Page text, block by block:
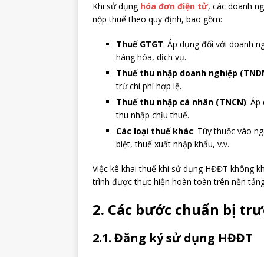
Khi sử dụng hóa đơn điện tử, các doanh
nộp thuế theo quy định, bao gồm:
Thuế GTGT: Áp dụng đối với doanh
hàng hóa, dịch vụ.
Thuế thu nhập doanh nghiệp
trừ chi phí hợp lệ.
Thuế thu nhập cá nhân (TNCN): Áp
thu nhập chịu thuế.
Các loại thuế khác: Tùy thuộc vào
biệt, thuế xuất nhập khẩu, v.v.
Việc kê khai thuế khi sử dụng HĐĐT không
trình được thực hiện hoàn toàn trên nền
2. Các bước chuẩn bị
2.1. Đăng ký sử dụng HĐĐT